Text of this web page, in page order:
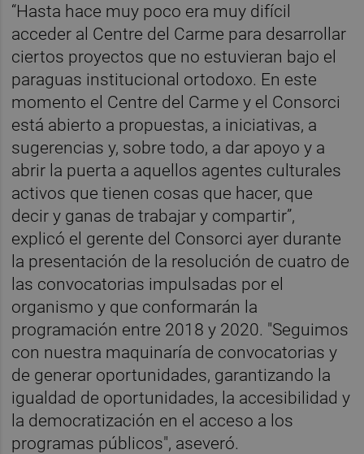
“Hasta hace muy poco era muy difícil
acceder al Centre del Carme para desarrollar
ciertos proyectos que no estuvieran bajo el
paraguas institucional ortodoxo. En este
momento el Centre del Carme y el Consorci
está abierto a propuestas, a iniciativas, a
sugerencias y, sobre todo, a dar apoyo y a
abrir la puerta a aquellos agentes culturales
activos que tienen cosas que hacer, que
decir y ganas de trabajar y compartir”,
explicó el gerente del Consorci ayer durante
la presentación de la resolución de cuatro de
las convocatorias impulsadas por el
organismo y que conformarán la
programación entre 2018 y 2020. "Seguimos
con nuestra maquinaría de convocatorias y
de generar oportunidades, garantizando la
igualdad de oportunidades, la accesibilidad y
la democratización en el acceso a los
programas públicos", aseveró.